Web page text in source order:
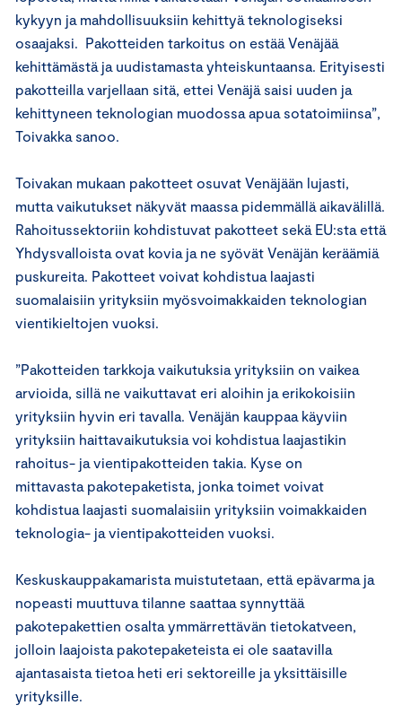
kykyyn ja mahdollisuuksiin kehittyä teknologiseksi
osaajaksi. Pakotteiden tarkoitus on estää Venäjää
kehittämästä ja uudistamasta yhteiskuntaansa. Erityisesti
pakotteilla varjellaan sitä, ettei Venäjä saisi uuden ja
kehittyneen teknologian muodossa apua sotatoimiinsa”,
Toivakka sanoo.
Toivakan mukaan pakotteet osuvat Venäjään lujasti,
mutta vaikutukset näkyvät maassa pidemmällä aikavälillä.
Rahoitussektoriin kohdistuvat pakotteet sekä EU:sta että
Yhdysvalloista ovat kovia ja ne syövät Venäjän keräämiä
puskureita. Pakotteet voivat kohdistua laajasti
suomalaisiin yrityksiin myösvoimakkaiden teknologian
vientikieltojen vuoksi.
”Pakotteiden tarkkoja vaikutuksia yrityksiin on vaikea
arvioida, sillä ne vaikuttavat eri aloihin ja erikokoisiin
yrityksiin hyvin eri tavalla. Venäjän kauppaa käyviin
yrityksiin haittavaikutuksia voi kohdistua laajastikin
rahoitus- ja vientipakotteiden takia. Kyse on
mittavasta pakotepaketista, jonka toimet voivat
kohdistua laajasti suomalaisiin yrityksiin voimakkaiden
teknologia- ja vientipakotteiden vuoksi.
Keskuskauppakamarista muistutetaan, että epävarma ja
nopeasti muuttuva tilanne saattaa synnyttää
pakotepakettien osalta ymmärrettävän tietokatveen,
jolloin laajoista pakotepaketeista ei ole saatavilla
ajantasaista tietoa heti eri sektoreille ja yksittäisille
yrityksille.